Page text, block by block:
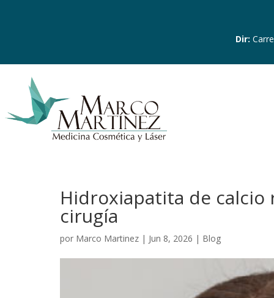
Dir:
Hidroxiapatita de
cirugía
por Marco Martinez | Jun 8, 2026 | Blog